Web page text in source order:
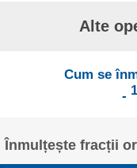
Alte
Cum se
-
Înmulțește fracții